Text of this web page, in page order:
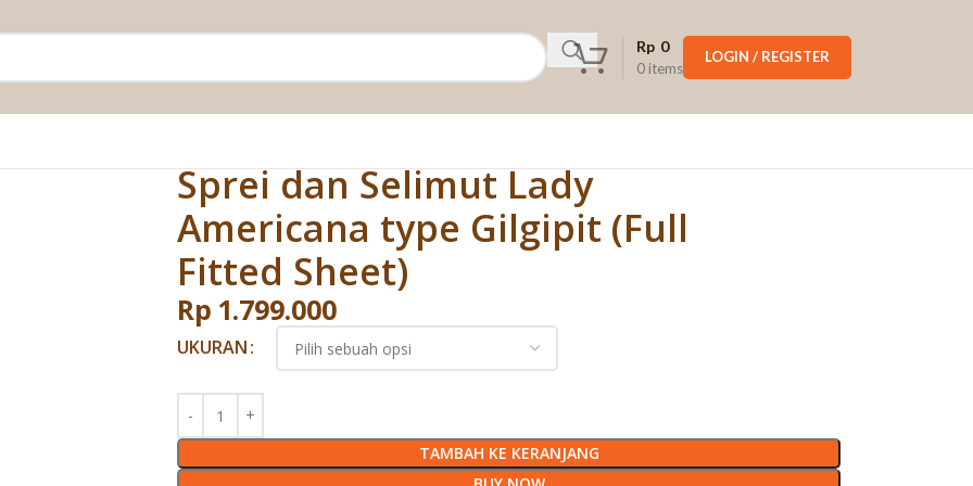
0 items
Rp 0
LOGIN / REGISTER
Sprei dan Selimut Lady
Americana type Gilgipit (Full
Fitted Sheet)
Rp 1.799.000
UKURAN
TAMBAH KE KERANJANG